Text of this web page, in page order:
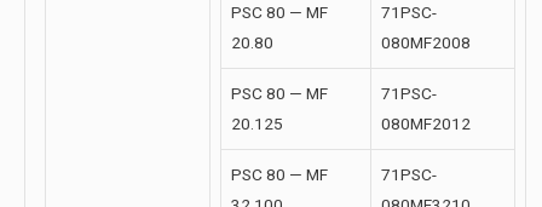
PSC 80 — MF
20.80
71PSC-
080MF2008
PSC 80 — MF
20.125
71PSC-
080MF2012
PSC 80 — MF
71PSC-